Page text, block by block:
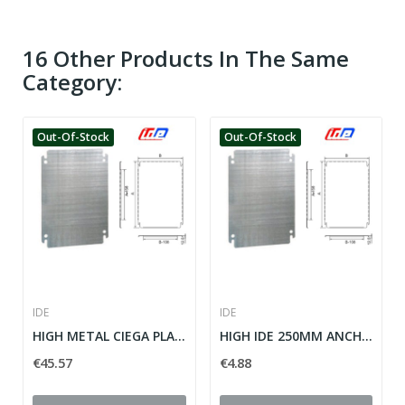
16 Other Products In The Same
Category:
Out-Of-Stock
IDE
HIGH METAL CIEGA PLACE 800 MM ANCHO 600 MM IDE
€45.57
Out-Of-Stock
IDE
HIGH IDE 250MM ANCHO 300 MM METAL CIEGA PLACE
€4.88